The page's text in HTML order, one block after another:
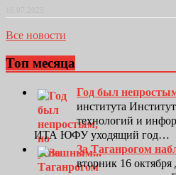
Все новости
Топ месяца
Год был
института
технологий и
ИТА ЮФУ уходящий год…
За Таганрогом
вторник 16